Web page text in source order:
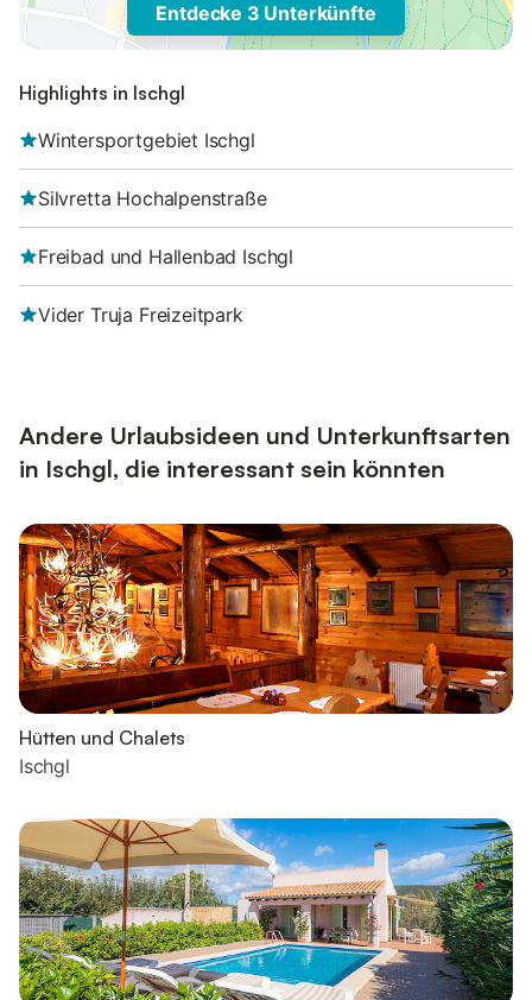
Entdecke 3 Unterkünfte
Highlights in Ischgl
Wintersportgebiet Ischgl
Silvretta Hochalpenstraße
Freibad und Hallenbad Ischgl
Vider Truja Freizeitpark
Andere Urlaubsideen und Unterkunftsarten
in Ischgl, die interessant sein könnten
Hütten und Chalets
Ischgl